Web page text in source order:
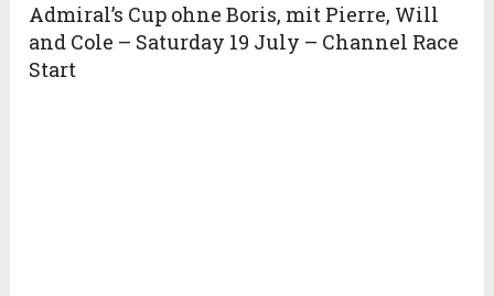
Admiral’s Cup ohne Boris, mit Pierre, Will
and Cole – Saturday 19 July – Channel Race
Start